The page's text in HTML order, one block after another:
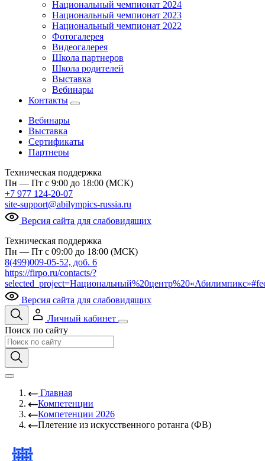
Национальный чемпионат 2024
Национальный чемпионат 2023
Национальный чемпионат 2022
Фотогалерея
Видеогалерея
Школа партнеров
Школа родителей
Выставка
Вебинары
Контакты
Вебинары
Выставка
Сертификаты
Партнеры
Техническая поддержка
Пн — Пт с 9:00 до 18:00 (МСК)
+7 977 124-20-07
site-support@abilympics-russia.ru
Версия сайта для слабовидящих
Техническая поддержка
Пн — Пт с 09:00 до 18:00 (МСК)
8(499)009-05-52, доб. 6
https://firpo.ru/contacts/?
Версия сайта для слабовидящих
Личный кабинет
Поиск по сайту
Главная
Компетенции
Компетенции 2026
Плетение из искусственного ротанга (ФВ)